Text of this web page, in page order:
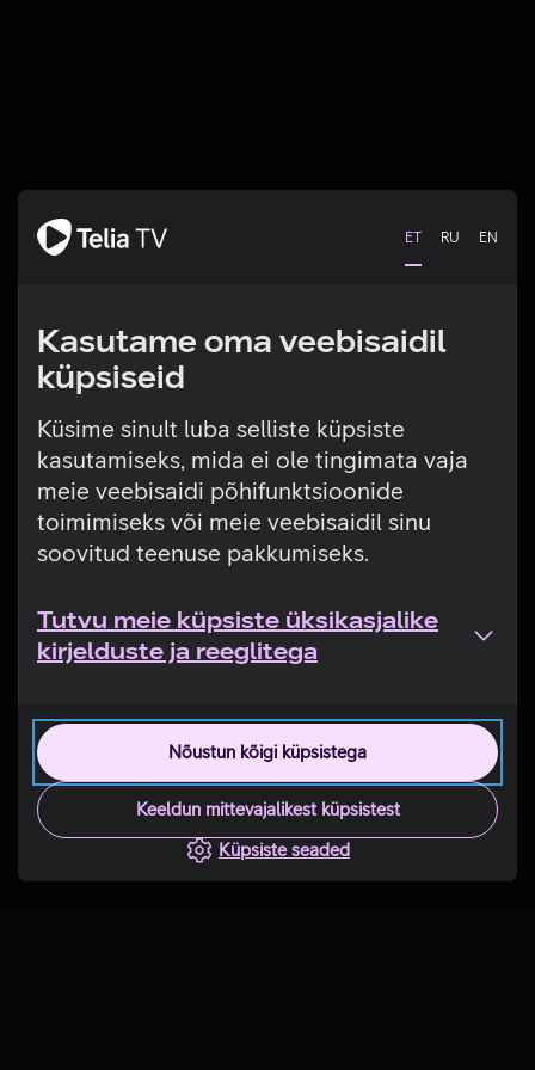
ET RU EN
Kasutame oma veebisaidil
küpsiseid
Küsime sinult luba selliste küpsiste
kasutamiseks, mida ei ole tingimata vaja
meie veebisaidi põhifunktsioonide
toimimiseks või meie veebisaidil sinu
soovitud teenuse pakkumiseks.
Tutvu meie küpsiste üksikasjalike
kirjelduste ja reeglitega
Nõustun kõigi küpsistega
Keeldun mittevajalikest küpsistest
Küpsiste seaded
Tehniline viga